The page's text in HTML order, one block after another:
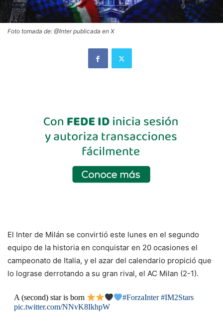
Foto tomada de: @Inter publicada en X
El Inter de Milán se convirtió este lunes en el segundo
equipo de la historia en conquistar en 20 ocasiones el
campeonato de Italia, y el azar del calendario propició que
lo lograse derrotando a su gran rival, el AC Milan (2-1).
A (second) star is born #ForzaInter #IM2Stars
pic.twitter.com/NNvK8IkhpW